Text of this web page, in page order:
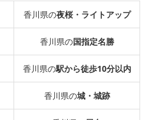
香川県の夜桜・ライトアップ
香川県の国指定名勝
香川県の駅から徒歩10分以内
香川県の城・城跡